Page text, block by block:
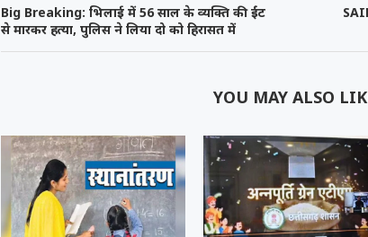
Big Breaking: भिलाई में 56 साल के व्यक्ति की ईंट
से मारकर हत्या, पुलिस ने लिया दो को हिरासत में
YOU MAY ALSO